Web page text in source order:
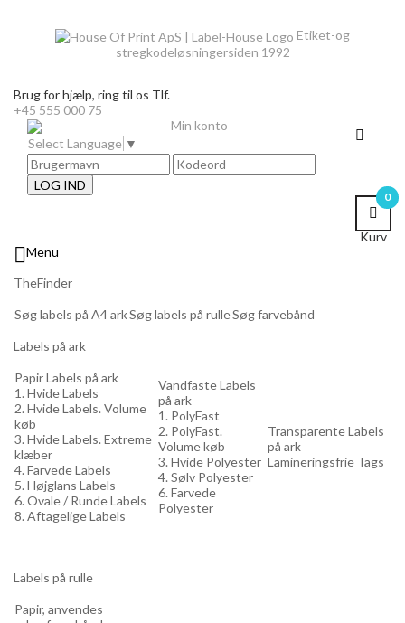
Etiket-og
stregkodeløsningersiden 1992
Brug for hjælp, ring til os Tlf.
+45 555 000 75
Select Language ▼
LOG IND
0
Kurv
Min konto
Menu
TheFinder
Søg labels på A4 arkSøg labels på rulleSøg farvebånd
Labels på ark
Papir Labels på ark
1. Hvide Labels
2. Hvide Labels. Volume
køb
3. Hvide Labels. Extreme
klæber
4. Farvede Labels
5. Højglans Labels
6. Ovale / Runde Labels
8. Aftagelige Labels
Vandfaste Labels
på ark
1. PolyFast
2. PolyFast.
Volume køb
3. Hvide Polyester
4. Sølv Polyester
6. Farvede
Polyester
Transparente Labels
på ark
Lamineringsfrie Tags
Labels på rulle
Papir, anvendes